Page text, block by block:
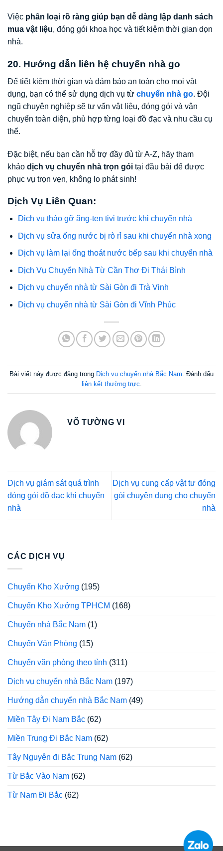
Việc phân loại rõ ràng giúp bạn dễ dàng lập danh sách
mua vật liệu, đóng gói khoa học và tiết kiệm thời gian dọn
nhà.
20. Hướng dẫn liên hệ chuyển nhà go
Để tiết kiệm thời gian và đảm bảo an toàn cho mọi vật
dụng, bạn có thể sử dụng dịch vụ từ chuyển nhà go. Đội
ngũ chuyên nghiệp sẽ tư vấn vật liệu, đóng gói và vận
chuyển toàn diện, phù hợp từng loại đồ đạc và nhu cầu cụ
thể.
Đặc biệt, nếu bạn cần hỗ trợ đầy đủ từ A-Z, hãy tham
khảo dịch vụ chuyển nhà trọn gói tại đầu bài để được
phục vụ trọn vẹn, không lo phát sinh!
Dịch Vụ Liên Quan:
Dịch vụ tháo gỡ ăng-ten tivi trước khi chuyển nhà
Dịch vụ sửa ống nước bị rò rỉ sau khi chuyển nhà xong
Dịch vụ làm lại ống thoát nước bếp sau khi chuyển nhà
Dịch Vụ Chuyển Nhà Từ Cần Thơ Đi Thái Bình
Dịch vụ chuyển nhà từ Sài Gòn đi Trà Vinh
Dịch vụ chuyển nhà từ Sài Gòn đi Vĩnh Phúc
Bài viết này được đăng trong Dịch vụ chuyển nhà Bắc Nam. Đánh dấu
liên kết thường trực.
VÕ TƯỜNG VI
Dịch vụ giám sát quá trình
đóng gói đồ đạc khi chuyển
nhà
Dịch vụ cung cấp vật tư đóng
gói chuyên dụng cho chuyển
nhà
CÁC DỊCH VỤ
Chuyển Kho Xưởng (195)
Chuyển Kho Xưởng TPHCM (168)
Chuyển nhà Bắc Nam (1)
Chuyển Văn Phòng (15)
Chuyển văn phòng theo tỉnh (311)
Dịch vụ chuyển nhà Bắc Nam (197)
Hướng dẫn chuyển nhà Bắc Nam (49)
Miền Tây Đi Nam Bắc (62)
Miền Trung Đi Bắc Nam (62)
Tây Nguyên đi Bắc Trung Nam (62)
Từ Bắc Vào Nam (62)
Từ Nam Đi Bắc (62)